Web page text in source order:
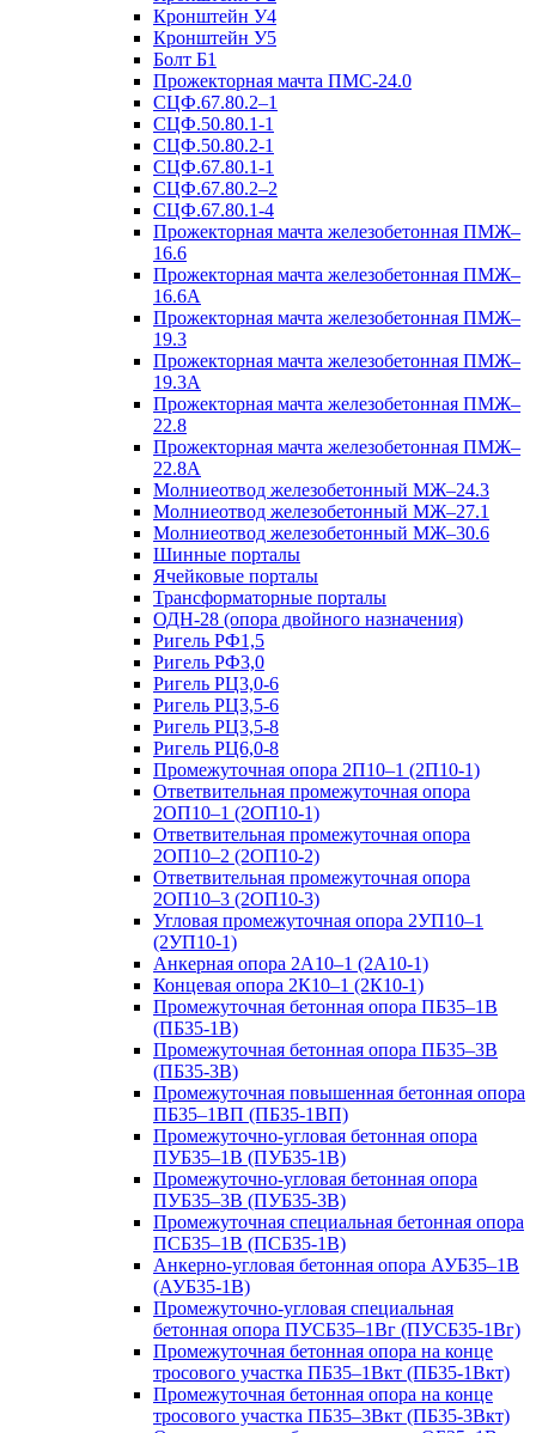
Кронштейн У4
Кронштейн У5
Болт Б1
Прожекторная мачта ПМС-24.0
СЦФ.67.80.2–1
СЦФ.50.80.1-1
СЦФ.50.80.2-1
СЦФ.67.80.1-1
СЦФ.67.80.2–2
СЦФ.67.80.1-4
Прожекторная мачта железобетонная ПМЖ–
16.6
Прожекторная мачта железобетонная ПМЖ–
16.6А
Прожекторная мачта железобетонная ПМЖ–
19.3
Прожекторная мачта железобетонная ПМЖ–
19.3А
Прожекторная мачта железобетонная ПМЖ–
22.8
Прожекторная мачта железобетонная ПМЖ–
22.8А
Молниеотвод железобетонный МЖ–24.3
Молниеотвод железобетонный МЖ–27.1
Молниеотвод железобетонный МЖ–30.6
Шинные порталы
Ячейковые порталы
Трансформаторные порталы
ОДН-28 (опора двойного назначения)
Ригель РФ1,5
Ригель РФ3,0
Ригель РЦ3,0-6
Ригель РЦ3,5-6
Ригель РЦ3,5-8
Ригель РЦ6,0-8
Промежуточная опора 2П10–1 (2П10-1)
Ответвительная промежуточная опора
2ОП10–1 (2ОП10-1)
Ответвительная промежуточная опора
2ОП10–2 (2ОП10-2)
Ответвительная промежуточная опора
2ОП10–3 (2ОП10-3)
Угловая промежуточная опора 2УП10–1
(2УП10-1)
Анкерная опора 2А10–1 (2А10-1)
Концевая опора 2К10–1 (2К10-1)
Промежуточная бетонная опора ПБ35–1В
(ПБ35-1В)
Промежуточная бетонная опора ПБ35–3В
(ПБ35-3В)
Промежуточная повышенная бетонная опора
ПБ35–1ВП (ПБ35-1ВП)
Промежуточно-угловая бетонная опора
ПУБ35–1В (ПУБ35-1В)
Промежуточно-угловая бетонная опора
ПУБ35–3В (ПУБ35-3В)
Промежуточная специальная бетонная опора
ПСБ35–1В (ПСБ35-1В)
Анкерно-угловая бетонная опора АУБ35–1В
(АУБ35-1В)
Промежуточно-угловая специальная
бетонная опора ПУСБ35–1Вг (ПУСБ35-1Вг)
Промежуточная бетонная опора на конце
тросового участка ПБ35–1Вкт (ПБ35-1Вкт)
Промежуточная бетонная опора на конце
тросового участка ПБ35–3Вкт (ПБ35-3Вкт)